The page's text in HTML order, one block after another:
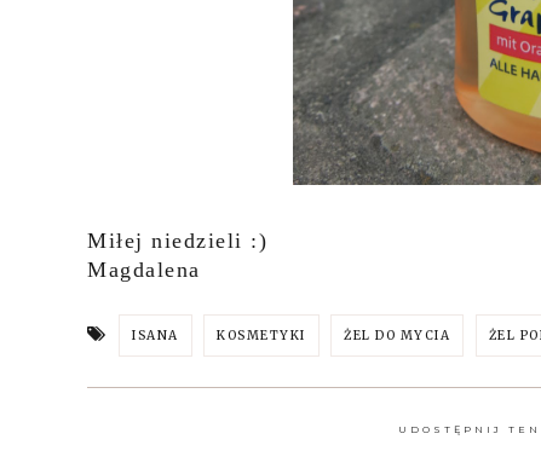
Miłej niedzieli :)
Magdalena
ISANA KOSMETYKI ŻEL DO MYCIA ŻEL
UDOSTĘPNIJ